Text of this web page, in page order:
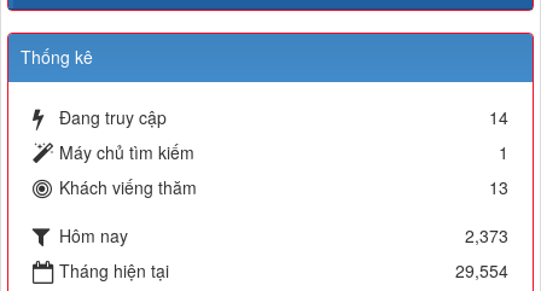
Thống kê
Đang truy cập
14
Máy chủ tìm kiếm
1
Khách viếng thăm
13
Hôm nay
2,373
Tháng hiện tại
29,554